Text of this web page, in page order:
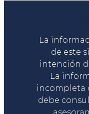
La
de este
intención
La
incompleta
debe